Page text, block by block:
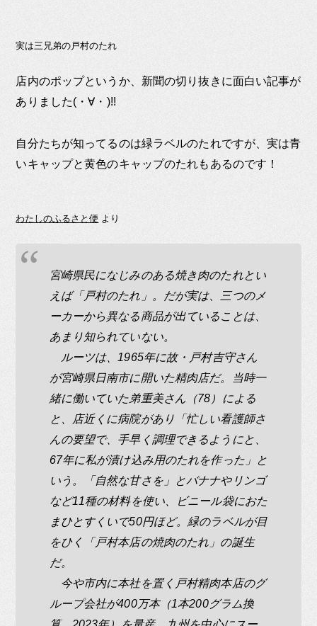
実は三兄弟の戸村のたれ
店内のポップというか、新聞の切り抜きに面白い記事が
ありました(・∀・)!!
自分たちが知ってるのは緑ラベルのたれですが、実は青
いキャップと黄色のキャップのたれもあるのです！
わたしのふるさと便 より
宮崎県民になじみのある焼き肉のたれとい
えば「戸村のたれ」。だが実は、三つのメ
ーカーから異なる商品が出ていることは、
あまり知られていない。
ルーツは、1965年に故・戸村吉守さん
が宮崎県日南市に開いた精肉店だ。当時一
緒に働いていた弟重美さん（78）による
と、店近くに病院があり「忙しい看護師さ
んの要望で、手早く調理できるようにと、
67年に私が漬け込み用のたれを作った」と
いう。「自然な甘さを」とバナナやリンゴ
など11種の材料を使い、ビニール袋におた
まひとすくいで50円ほど。緑のラベルが目
をひく「戸村本店の焼肉のたれ」の誕生
だ。
今や市内に本社を置く戸村精肉本店のグ
ループ会社が400万本（1本200グラム換